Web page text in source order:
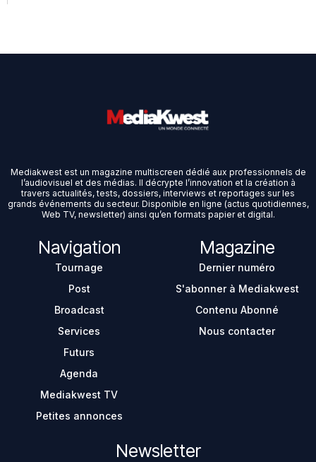
Mediakwest est un magazine multiscreen dédié aux professionnels de
l’audiovisuel et des médias. Il décrypte l’innovation et la création à
travers actualités, tests, dossiers, interviews et reportages sur les
grands événements du secteur. Disponible en ligne (actus quotidiennes,
Web TV, newsletter) ainsi qu’en formats papier et digital.
Navigation
Tournage
Post
Broadcast
Services
Futurs
Agenda
Mediakwest TV
Petites annonces
Magazine
Dernier numéro
S'abonner à Mediakwest
Contenu Abonné
Nous contacter
Newsletter